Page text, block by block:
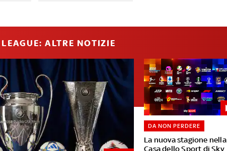
ALTRE NOTIZIE
La nuova stagione nella
Casa dello Sport di Sky
DA NON PERDERE